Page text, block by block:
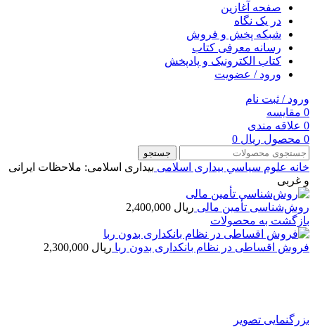
صفحه آغازین
در یک نگاه
شبکه پخش و فروش
رسانه معرفی کتاب
کتاب الکترونیک و پادپخش
ورود / عضویت
ورود / ثبت نام
0 مقایسه
0 علاقه مندی
0 محصول ریال
جستجو
خانه علوم سياسي بیداری اسلامی بیداری اسلامی: ملاحظات ایرانی
و غربی
روش‌‌شناسی‌ تأمین مالی ریال
بازگشت به محصولات
فروش اقساطی در نظام بانکداری بدون ربا ریال
بزرگنمایی تصویر